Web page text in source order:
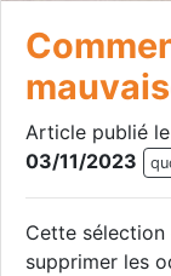
Article publié
03/11/2023
Cette sélection
supprimer les